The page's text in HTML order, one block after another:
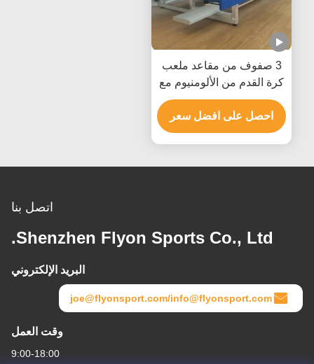
3 صفوف من مقاعد ملعب
كرة القدم من الألومنيوم مع
مقعد دلو بلاستيكي
احصل على افضل سعر
اتصل بنا
Shenzhen Flyon Sports Co., Ltd.
البريد الإلكتروني
joe@flyonsport.com/info@flyonsport.com
وقت العمل
9:00-18:00